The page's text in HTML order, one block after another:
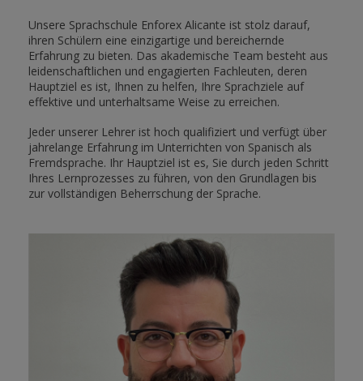
Unsere Sprachschule Enforex Alicante ist stolz darauf,
ihren Schülern eine einzigartige und bereichernde
Erfahrung zu bieten. Das akademische Team besteht aus
leidenschaftlichen und engagierten Fachleuten, deren
Hauptziel es ist, Ihnen zu helfen, Ihre Sprachziele auf
effektive und unterhaltsame Weise zu erreichen.
Jeder unserer Lehrer ist hoch qualifiziert und verfügt über
jahrelange Erfahrung im Unterrichten von Spanisch als
Fremdsprache. Ihr Hauptziel ist es, Sie durch jeden Schritt
Ihres Lernprozesses zu führen, von den Grundlagen bis
zur vollständigen Beherrschung der Sprache.